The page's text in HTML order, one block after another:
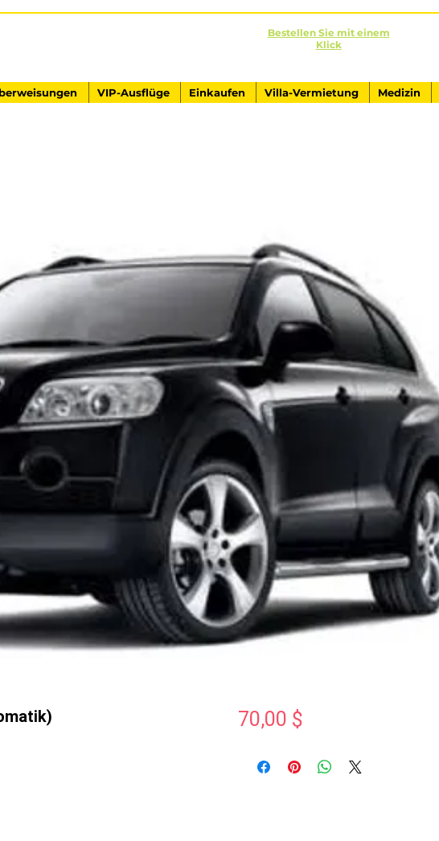
Bestellen Sie mit einem
Klick
VIP-Ausflüge Einkaufen Villa-Vermietung Medizin
70,00 $Preis